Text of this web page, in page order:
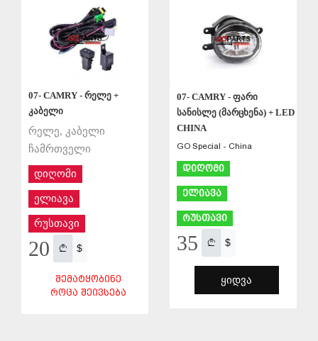
07- CAMRY - რელე +
კაბელი
რელე, კაბელი
ჩამრთველი
დიღომი
ელიავა
რუსთავი
20 $
ᲨᲔᲛᲐᲢᲧᲝᲑᲘᲜᲔ
ᲠᲝᲪᲐ ᲨᲔᲘᲕᲡᲔᲑᲐ
07- CAMRY - ფარი
სანისლე (მარცხენა) + LED
CHINA
GO Special - China
დიღომი
ელიავა
რუსთავი
35 $
ᲧᲘᲓᲕᲐ